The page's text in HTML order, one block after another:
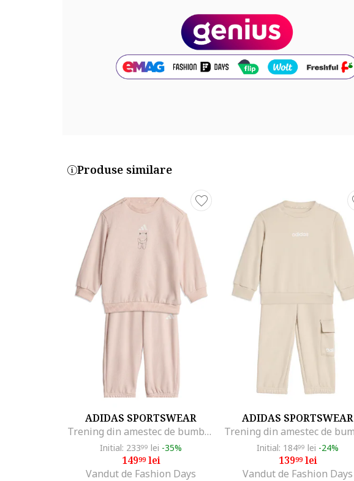
Exterior: 77% bumbac, 23% poliester
Produse similare
ADIDAS SPORTSWEAR
Trening din amestec de bumbac cu imprimeu grafic pe spate, Piersica
Initial: 23399 lei -35%
14999lei
Vandut de Fashion Days
ADIDAS SPORTSWEAR
Initial: 18499 lei -24%
13999lei
Vandut de Fashion Days